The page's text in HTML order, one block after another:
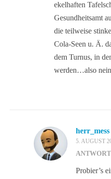
ekelhaften
Gesundheitsamt
die teilweise
Cola-Seen u. Ä.
dem Turnus, in
werden…also
herr_mess
5. AUGUST
Probier’s